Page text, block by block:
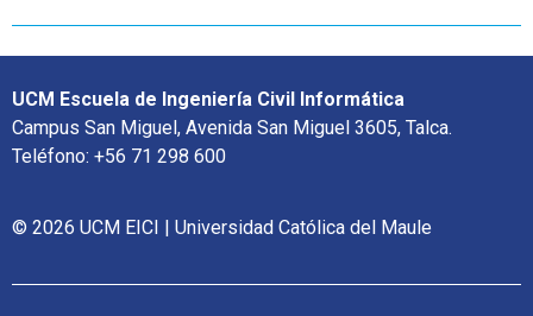
UCM Escuela de Ingeniería Civil Informática
Campus San Miguel, Avenida San Miguel 3605, Talca.
Teléfono: +56 71 298 600
© 2026 UCM EICI | Universidad Católica del Maule